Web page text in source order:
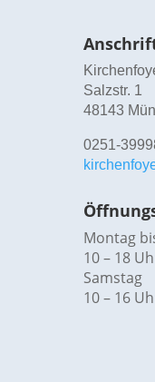
Salzstr. 1
48143
0251-
Montag
10 – 18
Samstag
10 – 16